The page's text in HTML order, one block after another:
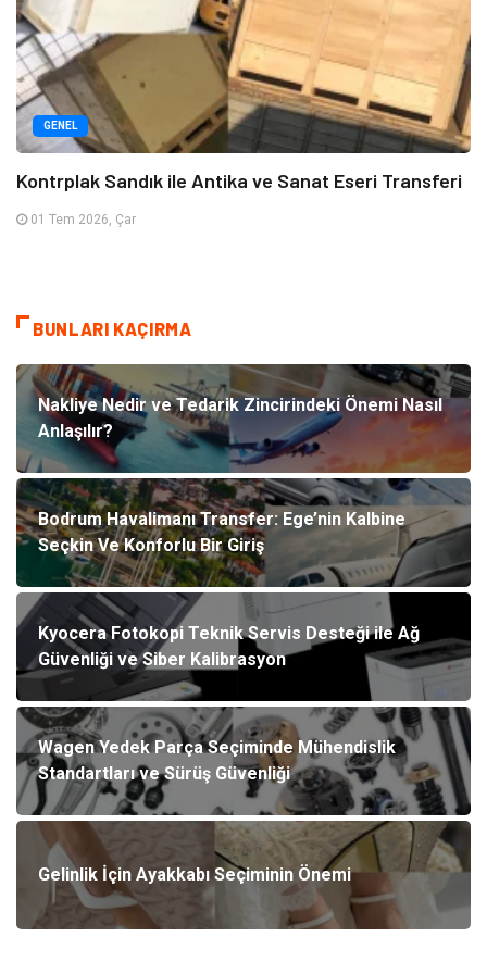
GENEL
Kontrplak Sandık ile Antika ve Sanat Eseri Transferi
01 Tem 2026, Çar
BUNLARI KAÇIRMA
Nakliye Nedir ve Tedarik Zincirindeki Önemi Nasıl
Anlaşılır?
Bodrum Havalimanı Transfer: Ege’nin Kalbine
Seçkin Ve Konforlu Bir Giriş
Kyocera Fotokopi Teknik Servis Desteği ile Ağ
Güvenliği ve Siber Kalibrasyon
Wagen Yedek Parça Seçiminde Mühendislik
Standartları ve Sürüş Güvenliği
Gelinlik İçin Ayakkabı Seçiminin Önemi